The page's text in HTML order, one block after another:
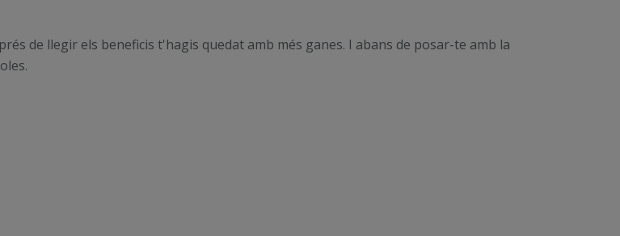
de llegir els beneficis t'hagis quedat amb més ganes. I abans de posar-te amb la